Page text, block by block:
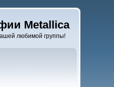
Metallica
любимой группы!